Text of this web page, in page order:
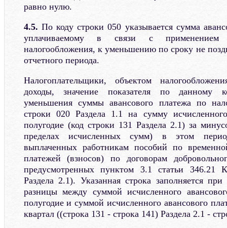
равно нулю.
4.5. По коду строки 050 указывается сумма
уплачиваемому в связи с применением
налогообложения, к уменьшению по сроку не
отчетного периода.
Налогоплательщики, объектом
доходы, значение показателя по данному
уменьшения суммы авансового платежа по
строки 020 Раздела 1.1 на сумму
полугодие (код строки 131 Раздела 2.1) за
пределах исчисленных сумм) в этом
выплаченных работникам пособий по
платежей (взносов) по договорам
предусмотренных пунктом 3.1 статьи 346.21
Раздела 2.1). Указанная строка заполняется
разницы между суммой исчисленного
полугодие и суммой исчисленного авансового
квартал ((строка 131 - строка 141) Раздела 2.1 -